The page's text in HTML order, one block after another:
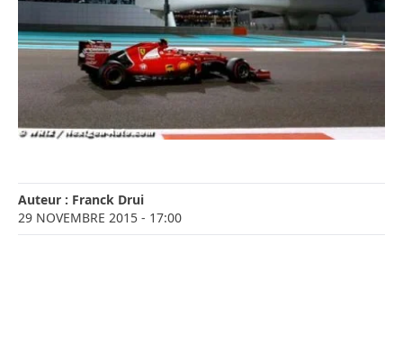
Auteur : Franck Drui
29 NOVEMBRE 2015 - 17:00